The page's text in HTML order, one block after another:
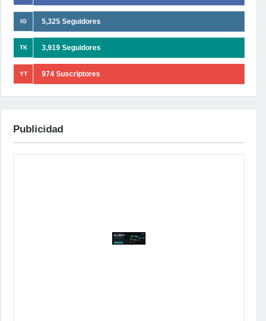
IG 5,325 Seguidores
TK 3,919 Seguidores
YT 974 Suscriptores
Publicidad
Publicidad